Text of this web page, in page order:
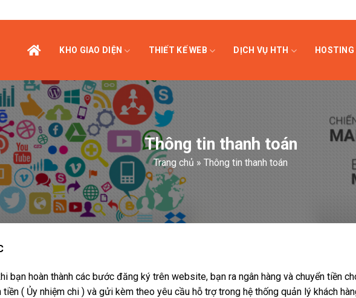
KHO GIAO DIỆN THIẾT KẾ WEB DỊCH VỤ HTH
Thông tin thanh toán
Trang chủ » Thông tin thanh toán
bạn hoàn thành các bước đăng ký trên website, bạn ra ngân hàng và chuyển tiền
( Ủy nhiệm chi ) và gửi kèm theo yêu cầu hỗ trợ trong hệ thống quản lý khách